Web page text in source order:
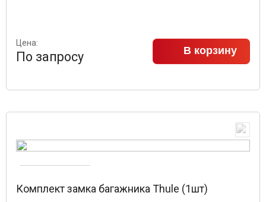
Цена:
По запросу В корзину
Комплект замка багажника Thule (1шт)